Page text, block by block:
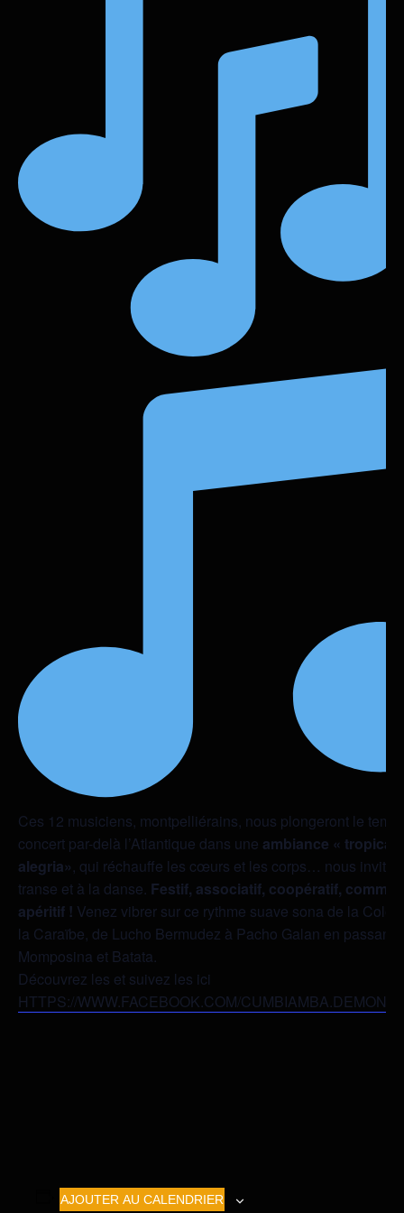
Ces 12 musiciens, montpelliérains, nous plongeront le
concert par-delà l’Atlantique dans une ambiance « tropical
alegria», qui réchauffe les cœurs et les corps… nous
transe et à la danse. Festif, associatif, coopératif,
apéritif ! Venez vibrer sur ce rythme suave sona de la
la Caraïbe, de Lucho Bermudez à Pacho Galan en passant
Momposina et Batata.
Découvrez les et suivez les ici
HTTPS://WWW.FACEBOOK.COM/
AJOUTER AU CALENDRIER